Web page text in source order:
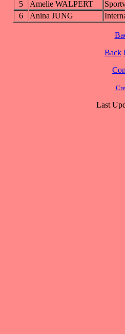
5
Amelie WALPERT
6
Anina JUNG
Back
Last